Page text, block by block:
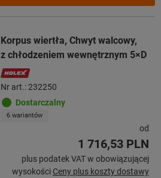
Korpus wiertła, Chwyt walcowy,
z chłodzeniem wewnętrznym 5×D
Nr art.: 232250
Dostarczalny
6 wariantów
od
1 716,53 PLN
plus podatek VAT w obowiązującej
wysokości Ceny plus koszty dostawy